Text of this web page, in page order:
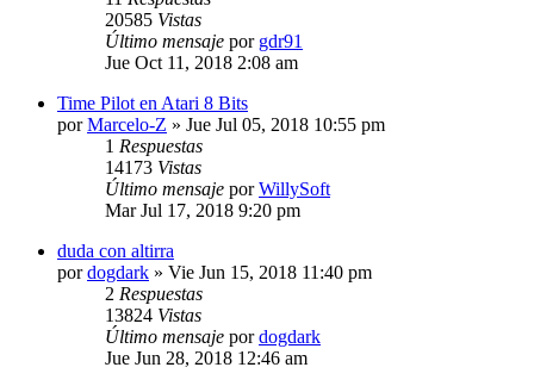
20585 Vistas
Último mensaje por gdr91
Jue Oct 11, 2018 2:08 am
Time Pilot en Atari 8 Bits
porMarcelo-Z » Jue Jul 05, 2018 10:55 pm
1 Respuestas
14173 Vistas
Último mensaje porWillySoft
Mar Jul 17, 2018 9:20 pm
duda con altirra
pordogdark » Vie Jun 15, 2018 11:40 pm
2 Respuestas
13824 Vistas
Último mensaje pordogdark
Jue Jun 28, 2018 12:46 am